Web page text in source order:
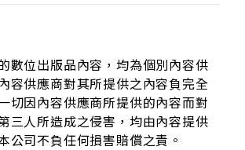
數位出版品內容，均為個別內容供
容供應商對其所提供之內容負完全
切因內容供應商所提供的內容而對
三人所造成之侵害，均由內容提供
公司不負任何損害賠償之責。